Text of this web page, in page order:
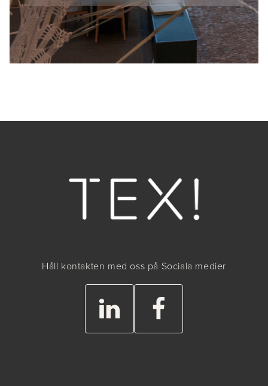
Håll kontakten med oss på Sociala medier